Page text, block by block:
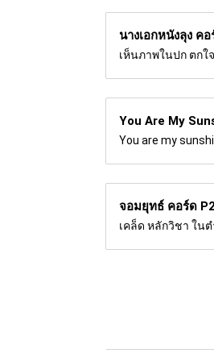
นางเอกหนังลุง คอ
เห็นภาพในปก ตกใ
You Are My
You are my
จอมยุทธ์ คอร์ด
เคล็ด หลักวิชา ใน